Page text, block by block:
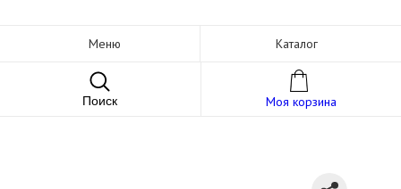
Меню Каталог
Поиск Моя корзина